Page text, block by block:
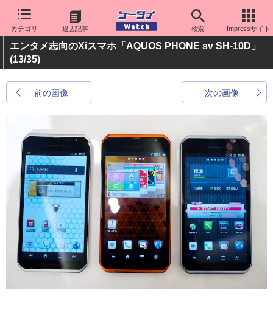
カテゴリ 過去記事 検索 Impressサイト
エンタメ志向のXiスマホ「AQUOS PHONE sv SH-10D」
(13/35)
前の画像 次の画像